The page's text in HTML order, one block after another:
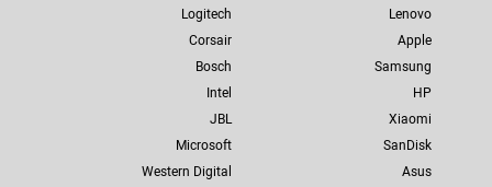
Lenovo
Apple
Samsung
HP
Xiaomi
SanDisk
Asus
Logitech
Corsair
Bosch
Intel
JBL
Microsoft
Western Digital